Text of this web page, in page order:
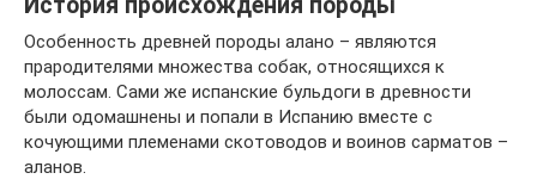
Особенность древней породы алано – являются
прародителями множества собак, относящихся к
молоссам. Сами же испанские бульдоги в древности
были одомашнены и попали в Испанию вместе с
кочующими племенами скотоводов и воинов сарматов –
аланов.